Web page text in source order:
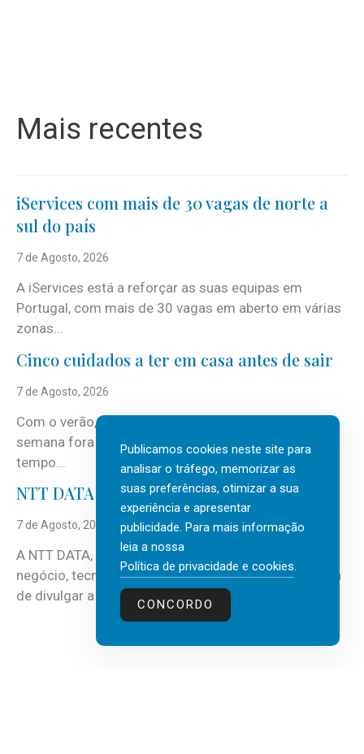
Mais recentes
iServices com mais de 30 vagas de norte a
sul do país
7 de Agosto, 2026
A iServices está a reforçar as suas equipas em
Portugal, com mais de 30 vagas em aberto em várias
zonas...
Cinco cuidados a ter em casa antes de sair
7 de Agosto, 2026
Com o verão, chegam também as férias, os fins-de-
semana fora e os dias em que a casa fica mais
tempo...
NTT DATA Insurtech Global Outlook 2026
7 de Agosto, 2026
A NTT DATA, consultora global em serviços de
negócio, tecnologia e inteligência artificial (IA), acaba
de divulgar a mais recente...
Publicamos cookies neste site para
analisar o tráfego, memorizar as
suas preferências, otimizar a sua
experiência e apresentar
publicidade. Para mais informação
leia a nossa
Política de privacidade e cookies.
CONCORDO